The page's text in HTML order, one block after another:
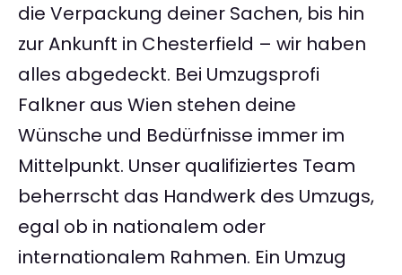
die Verpackung deiner Sachen, bis hin
zur Ankunft in Chesterfield – wir haben
alles abgedeckt. Bei Umzugsprofi
Falkner aus Wien stehen deine
Wünsche und Bedürfnisse immer im
Mittelpunkt. Unser qualifiziertes Team
beherrscht das Handwerk des Umzugs,
egal ob in nationalem oder
internationalem Rahmen. Ein Umzug